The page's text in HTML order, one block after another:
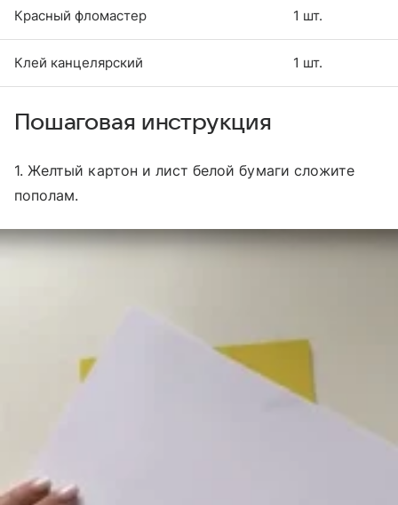
Красный фломастер 1 шт.
Клей канцелярский 1 шт.
Пошаговая инструкция
1. Желтый картон и лист белой бумаги сложите
пополам.